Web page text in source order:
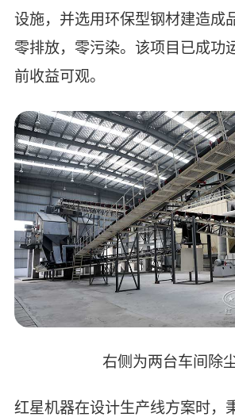
设施，并选用环保型钢材建造成
零排放，零污染。该项目已成功
前收益可观。
右侧为两台车间除
红星机器在设计生产线方案时，